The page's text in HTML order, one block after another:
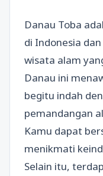
Danau Toba
di Indonesia
wisata alam
Danau ini
begitu indah
pemandangan
Kamu dapat
menikmati
Selain itu,